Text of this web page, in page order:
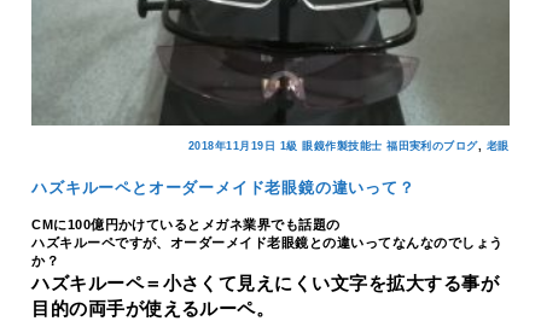
2018年11月19日 1級 眼鏡作製技能士 福田実利のブログ, 老眼
ハズキルーペとオーダーメイド老眼鏡の違いって？
CMに100億円かけているとメガネ業界でも話題の
ハズキルーペですが、オーダーメイド老眼鏡との違いってなんなのでしょう
か？
ハズキルーペ＝小さくて見えにくい文字を拡大する事が
目的の両手が使えるルーペ。